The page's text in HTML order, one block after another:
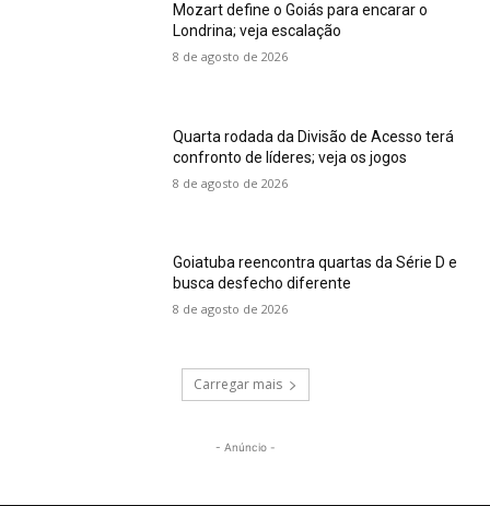
Mozart define o Goiás para encarar o
Londrina; veja escalação
8 de agosto de 2026
Quarta rodada da Divisão de Acesso terá
confronto de líderes; veja os jogos
8 de agosto de 2026
Goiatuba reencontra quartas da Série D e
busca desfecho diferente
8 de agosto de 2026
Carregar mais
- Anúncio -